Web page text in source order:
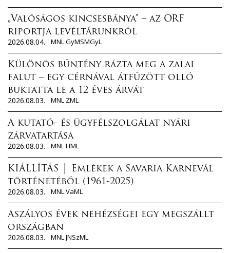
„Valóságos kincsesbánya” – az ORF
riportja levéltárunkról
2026.08.04.
MNL GyMSMGyL
Különös bűntény rázta meg a zalai
falut – egy cérnával átfűzött olló
buktatta le a 12 éves árvát
2026.08.03.
MNL ZML
A kutató- és ügyfélszolgálat nyári
zárvatartása
2026.08.03.
MNL HML
KIÁLLÍTÁS │ Emlékek a Savaria Karnevál
történetéből (1961-2025)
2026.08.03.
MNL VaML
Aszályos évek nehézségei egy megszállt
országban
2026.08.03.
MNL JNSzML